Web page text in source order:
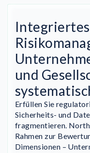
Integriertes
und
Erfüllen Sie
Sicherheits- und
fragmentieren.
Rahmen zur
Dimensionen –